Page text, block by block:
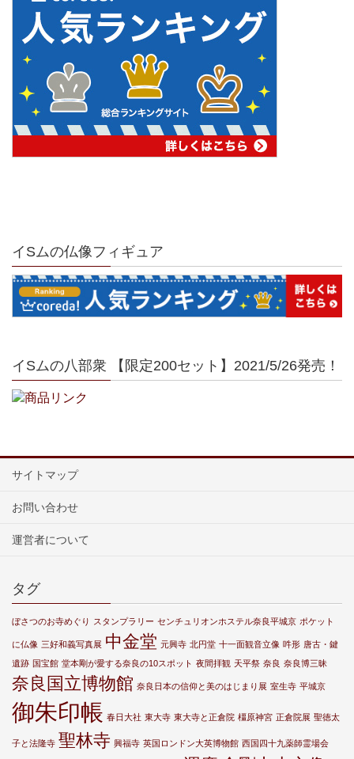
イSムの仏像フィギュア
イSムの八部衆 【限定200セット】2021/5/26発売！
サイトマップ
お問い合わせ
運営者について
タグ
ぼさつのお寺めぐり スタンプラリー センチュリオンホステル奈良平城京 ポケット
に仏像 三好和義写真展 中金堂 元興寺 北円堂 十一面観音立像 吽形 唐古・鍵
遺跡 国宝館 堂本剛が愛する奈良の10スポット 夜間拝観 天平祭 奈良 奈良博三昧
奈良国立博物館 奈良日本の信仰と美のはじまり展 室生寺 平城京
御朱印帳 春日大社 東大寺 東大寺と正倉院 橿原神宮 正倉院展 聖徳太
子と法隆寺 聖林寺 興福寺 英国ロンドン大英博物館 西国四十九薬師霊場会